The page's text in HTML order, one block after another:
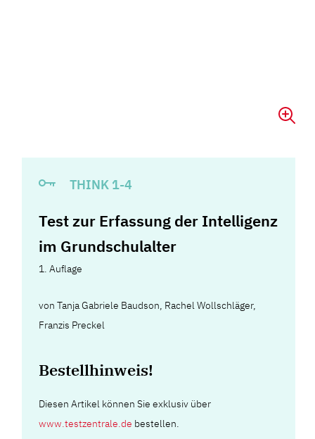
THINK 1-4
Test zur Erfassung der Intelligenz
im Grundschulalter
1. Auflage
vonTanja Gabriele Baudson, Rachel Wollschläger,
Franzis Preckel
Bestellhinweis!
Diesen Artikel können Sie exklusiv über
www.testzentrale.de bestellen.